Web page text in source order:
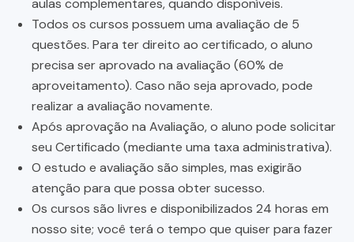
aulas complementares, quando disponíveis.
Todos os cursos possuem uma avaliação de 5
questões. Para ter direito ao certificado, o aluno
precisa ser aprovado na avaliação (60% de
aproveitamento). Caso não seja aprovado, pode
realizar a avaliação novamente.
Após aprovação na Avaliação, o aluno pode solicitar
seu Certificado (mediante uma taxa administrativa).
O estudo e avaliação são simples, mas exigirão
atenção para que possa obter sucesso.
Os cursos são livres e disponibilizados 24 horas em
nosso site; você terá o tempo que quiser para fazer